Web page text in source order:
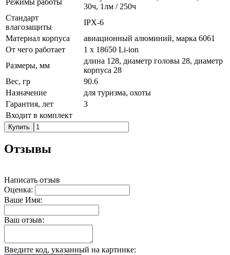
30ч, 1лм / 250ч
Стандарт
влагозащиты
IPX-6
Материал корпуса
авиационный алюминий, марка 6061
От чего работает
1 х 18650 Li-ion
Размеры, мм
длина 128, диаметр головы 28, диаметр
корпуса 28
Вес, гр
90.6
Назначение
для туризма, охоты
Гарантия, лет
3
Входит в комплект
Купить
Отзывы
Написать отзыв
Оценка:
Ваше Имя:
Ваш отзыв:
Введите код, указанный на картинке: